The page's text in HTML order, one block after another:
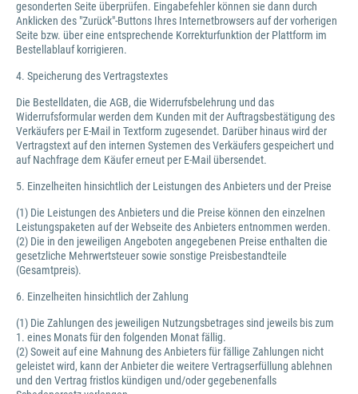
gesonderten Seite überprüfen. Eingabefehler können sie dann durch
Anklicken des "Zurück"-Buttons Ihres Internetbrowsers auf der vorherigen
Seite bzw. über eine entsprechende Korrekturfunktion der Plattform im
Bestellablauf korrigieren.
4. Speicherung des Vertragstextes
Die Bestelldaten, die AGB, die Widerrufsbelehrung und das
Widerrufsformular werden dem Kunden mit der Auftragsbestätigung des
Verkäufers per E-Mail in Textform zugesendet. Darüber hinaus wird der
Vertragstext auf den internen Systemen des Verkäufers gespeichert und
auf Nachfrage dem Käufer erneut per E-Mail übersendet.
5. Einzelheiten hinsichtlich der Leistungen des Anbieters und der Preise
(1) Die Leistungen des Anbieters und die Preise können den einzelnen
Leistungspaketen auf der Webseite des Anbieters entnommen werden.
(2) Die in den jeweiligen Angeboten angegebenen Preise enthalten die
gesetzliche Mehrwertsteuer sowie sonstige Preisbestandteile
(Gesamtpreis).
6. Einzelheiten hinsichtlich der Zahlung
(1) Die Zahlungen des jeweiligen Nutzungsbetrages sind jeweils bis zum
1. eines Monats für den folgenden Monat fällig.
(2) Soweit auf eine Mahnung des Anbieters für fällige Zahlungen nicht
geleistet wird, kann der Anbieter die weitere Vertragserfüllung ablehnen
und den Vertrag fristlos kündigen und/oder gegebenenfalls